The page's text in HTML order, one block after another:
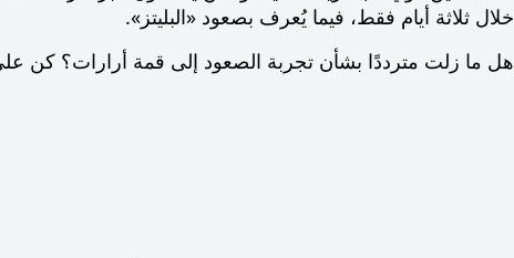
خلال ثلاثة أيام فقط، فيما يُعرف بصعود «البليتز».
هل ما زلت مترددًا بشأن تجربة الصعود إلى قمة أرارات؟ كن